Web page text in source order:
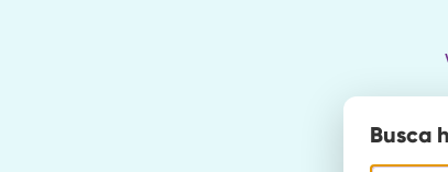
Busca